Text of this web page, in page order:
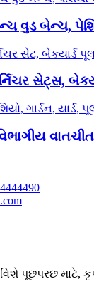
વુડ બેન્ચ,
સેટ્સ,
પૂછપરછ માટે,